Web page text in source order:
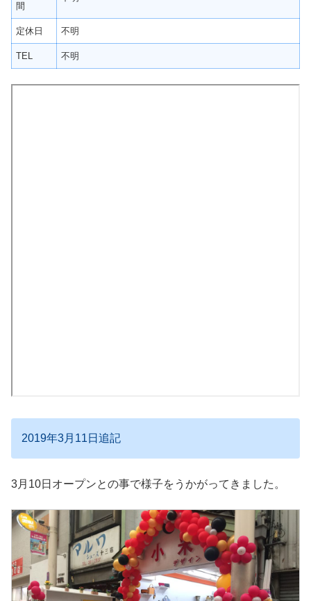
間
定休日 不明
TEL 不明
2019年3月11日追記
3月10日オープンとの事で様子をうかがってきました。